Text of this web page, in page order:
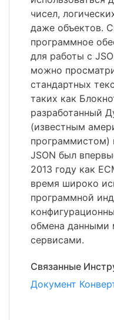
чисел,
даже объектов.
программное
для работы с
можно
стандартных
таких как
разработанный
(известным
программистом)
JSON был
2013 году как
время широко
программной
обмена данными
сервисами.
Связанные
Документ